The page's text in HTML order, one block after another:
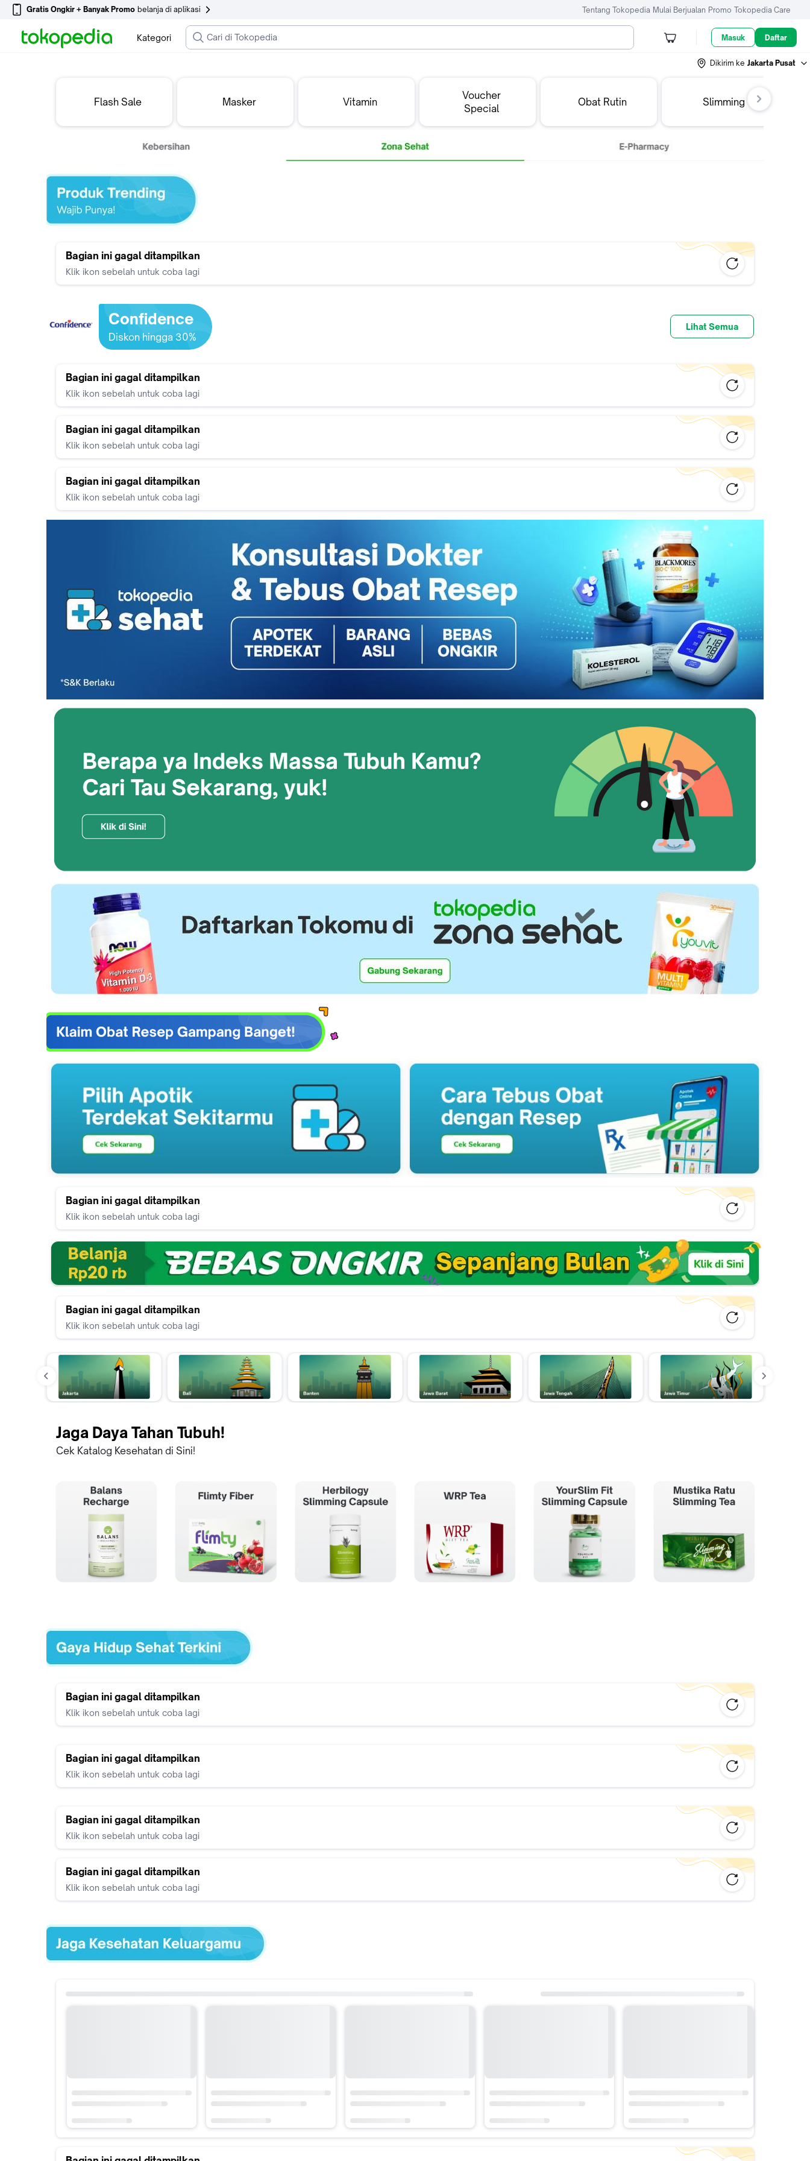
Gratis Ongkir + Banyak Promo belanja di aplikasi Tentang Tokopedia Mulai Berjualan Promo Tokopedia Care
Kategori Masuk Daftar
Dikirim ke Jakarta Pusat
Flash Sale Masker Vitamin
Voucher
Special
Obat Rutin Slimming
Bagian ini gagal ditampilkan
Klik ikon sebelah untuk coba lagi
Confidence
Diskon hingga 30%
Lihat Semua
Bagian ini gagal ditampilkan
Klik ikon sebelah untuk coba lagi
Bagian ini gagal ditampilkan
Klik ikon sebelah untuk coba lagi
Bagian ini gagal ditampilkan
Klik ikon sebelah untuk coba lagi
Bagian ini gagal ditampilkan
Klik ikon sebelah untuk coba lagi
Bagian ini gagal ditampilkan
Klik ikon sebelah untuk coba lagi
Jaga Daya Tahan Tubuh!
Cek Katalog Kesehatan di Sini!
Bagian ini gagal ditampilkan
Klik ikon sebelah untuk coba lagi
Bagian ini gagal ditampilkan
Klik ikon sebelah untuk coba lagi
Bagian ini gagal ditampilkan
Klik ikon sebelah untuk coba lagi
Bagian ini gagal ditampilkan
Klik ikon sebelah untuk coba lagi
Bagian ini gagal ditampilkan